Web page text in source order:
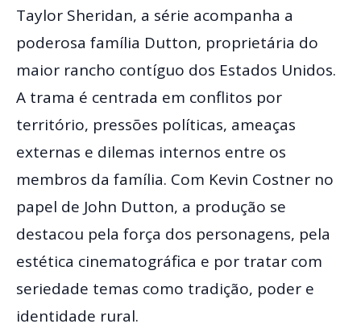
Taylor Sheridan, a série acompanha a
poderosa família Dutton, proprietária do
maior rancho contíguo dos Estados Unidos.
A trama é centrada em conflitos por
território, pressões políticas, ameaças
externas e dilemas internos entre os
membros da família. Com Kevin Costner no
papel de John Dutton, a produção se
destacou pela força dos personagens, pela
estética cinematográfica e por tratar com
seriedade temas como tradição, poder e
identidade rural.